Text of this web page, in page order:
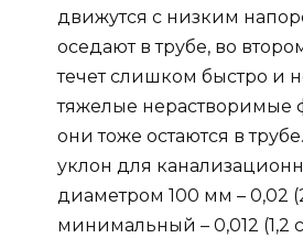
движутся с низким
оседают в трубе, во
течет слишком быстро и
тяжелые нерастворимые
они тоже остаются в
уклон для
диаметром 100 мм – 0,02
минимальный – 0,012 (1,2